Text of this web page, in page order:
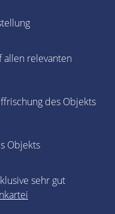
allen relevanten
des Objekts
Objekts
sehr gut